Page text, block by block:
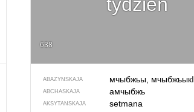
638
ABAZYNSKAJA мчыбжьы, мчыбжьыкI
ABCHASKAJA амчыбжь
AKSYTANSKAJA setmana